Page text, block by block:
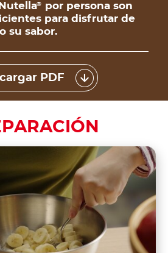
®
por persona son
para disfrutar de
su sabor.
PDF